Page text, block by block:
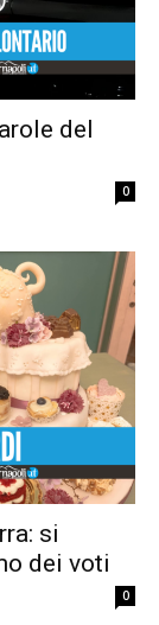
del
0
si
dei voti
0